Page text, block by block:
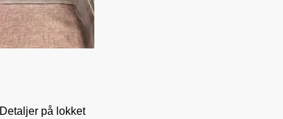
Detaljer på lokket